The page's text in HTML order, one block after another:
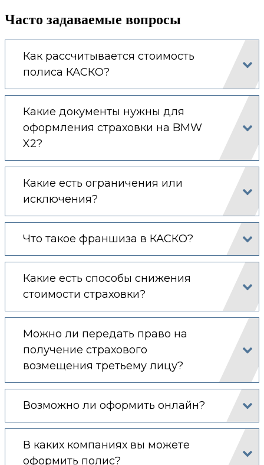
Часто задаваемые вопросы
Как рассчитывается стоимость
полиса КАСКО?
Какие документы нужны для
оформления страховки на BMW
X2?
Какие есть ограничения или
исключения?
Что такое франшиза в КАСКО?
Какие есть способы снижения
стоимости страховки?
Можно ли передать право на
получение страхового
возмещения третьему лицу?
Возможно ли оформить онлайн?
В каких компаниях вы можете
оформить полис?